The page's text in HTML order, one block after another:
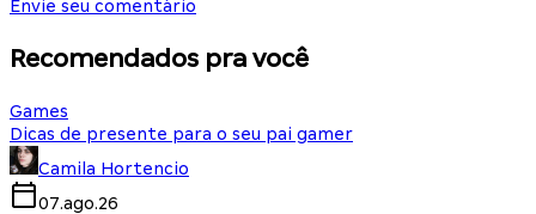
Envie seu comentário
Recomendados pra você
Games
Dicas de presente para o seu pai gamer
Camila Hortencio
07.ago.26